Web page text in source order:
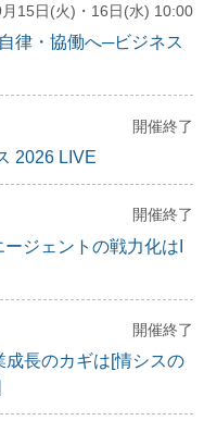
15日(火)・16日(水) 10:00
律・協働へ─ビジネス
開催終了
2026 LIVE
開催終了
ジェントの戦力化はI
開催終了
成長のカギは[情シスの